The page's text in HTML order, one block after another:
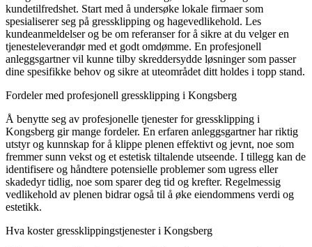
kundetilfredshet. Start med å undersøke lokale firmaer som
spesialiserer seg på gressklipping og hagevedlikehold. Les
kundeanmeldelser og be om referanser for å sikre at du velger en
tjenesteleverandør med et godt omdømme. En profesjonell
anleggsgartner vil kunne tilby skreddersydde løsninger som passer
dine spesifikke behov og sikre at uteområdet ditt holdes i topp stand.
Fordeler med profesjonell gressklipping i Kongsberg
Å benytte seg av profesjonelle tjenester for gressklipping i
Kongsberg gir mange fordeler. En erfaren anleggsgartner har riktig
utstyr og kunnskap for å klippe plenen effektivt og jevnt, noe som
fremmer sunn vekst og et estetisk tiltalende utseende. I tillegg kan de
identifisere og håndtere potensielle problemer som ugress eller
skadedyr tidlig, noe som sparer deg tid og krefter. Regelmessig
vedlikehold av plenen bidrar også til å øke eiendommens verdi og
estetikk.
Hva koster gressklippingstjenester i Kongsberg